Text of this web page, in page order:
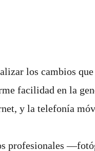
los cambios
facilidad en la
y la telefonía
profesionales